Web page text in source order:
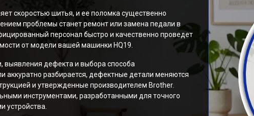
скоростью шитья, и ее поломка существенно
проблемы станет ремонт или замена педали в
персонал быстро и качественно проведет
от модели вашей машинки HQ19.
выявления дефекта и выбора способа
аккуратно разбирается, дефектные детали меняются
и утвержденные производителем Brother.
инструментами, разработанными для точного
устройства.